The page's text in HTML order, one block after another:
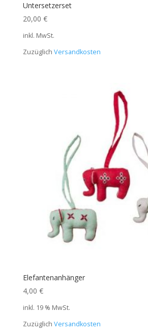
Untersetzerset
20,00 €
inkl. MwSt.
Zuzüglich Versandkosten
Elefantenanhänger
4,00 €
inkl. 19 % MwSt.
Zuzüglich Versandkosten